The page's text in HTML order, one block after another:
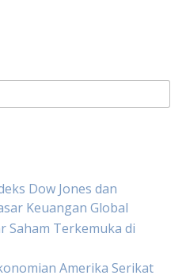
Dow Jones dan
Keuangan Global
Saham Terkemuka di
Amerika Serikat